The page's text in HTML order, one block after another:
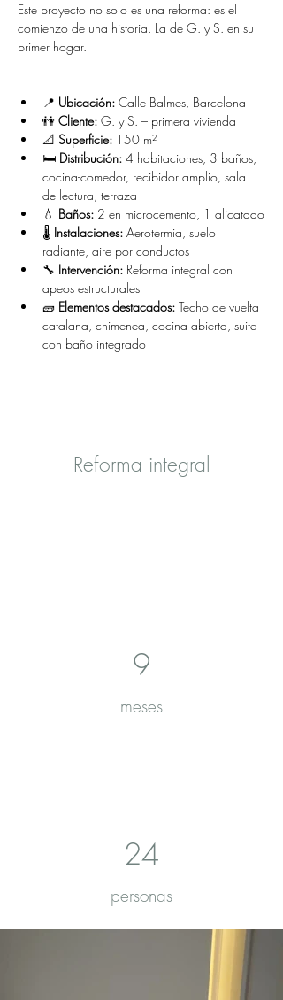
Este proyecto no solo es una reforma: es el
comienzo de una historia. La de G. y S. en su
primer hogar.
📍 Ubicación: Calle Balmes, Barcelona
👫 Cliente: G. y S. – primera vivienda
📐 Superficie: 150 m²
🛏️ Distribución: 4 habitaciones, 3 baños,
cocina-comedor, recibidor amplio, sala
de lectura, terraza
💧 Baños: 2 en microcemento, 1 alicatado
🌡️ Instalaciones: Aerotermia, suelo
radiante, aire por conductos
🔧 Intervención: Reforma integral con
apeos estructurales
🧱 Elementos destacados: Techo de vuelta
catalana, chimenea, cocina abierta, suite
con baño integrado
Reforma integral
9
meses
24
personas